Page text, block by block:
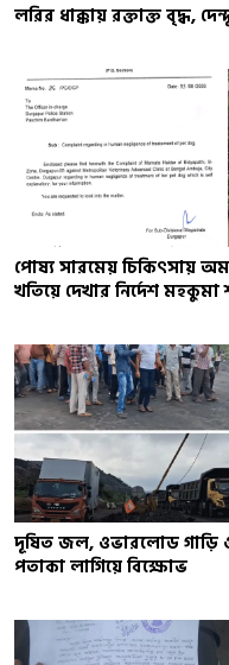
লরির ধাক্কায় রক্তাক্ত বৃদ্ধ,
পোষ্য সারমেয় চিকিৎসায়
খতিয়ে দেখার নির্দেশ
দূষিত জল, ওভারলোড গাড়ি
পতাকা লাগিয়ে বিক্ষোভ